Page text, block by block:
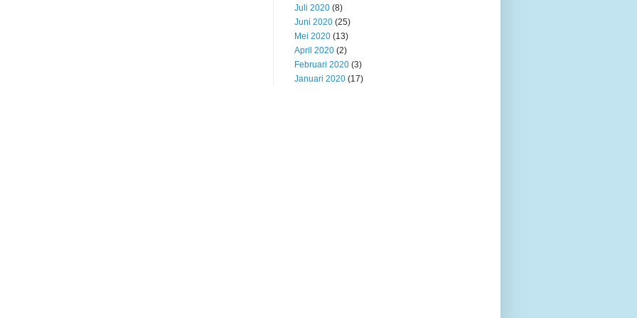
Juli 2020 (8)
Juni 2020 (25)
Mei 2020 (13)
April 2020 (2)
Februari 2020 (3)
Januari 2020 (17)